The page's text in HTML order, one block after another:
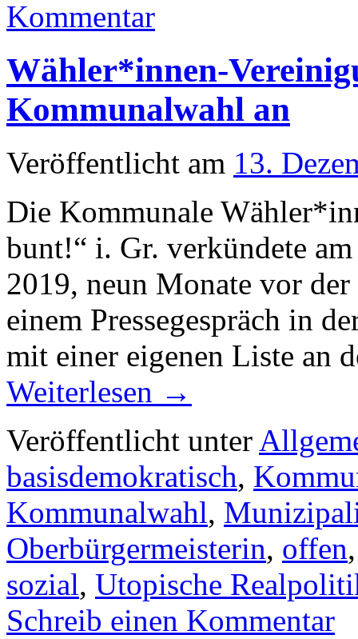
Kommentar
Wähler*innen-
Kommunalwahl an
Veröffentlicht am 13.
Die Kommunale
bunt!“ i. Gr. verkündete
2019, neun Monate vor
einem Pressegespräch in
mit einer eigenen Liste an
Weiterlesen →
Veröffentlicht unter
basisdemokratisch,
Kommunalwahl,
Oberbürgermeisterin, offen
sozial, Utopische
Schreib einen Kommentar